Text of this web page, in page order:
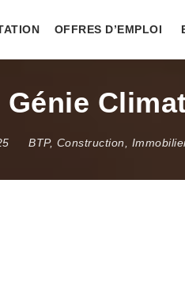
OFFRES D’EMPLOI
BTP, Construction,